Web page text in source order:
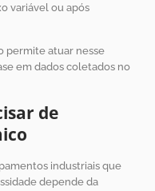
variável ou após
permite atuar nesse
em dados coletados no
de
industriais que
depende da